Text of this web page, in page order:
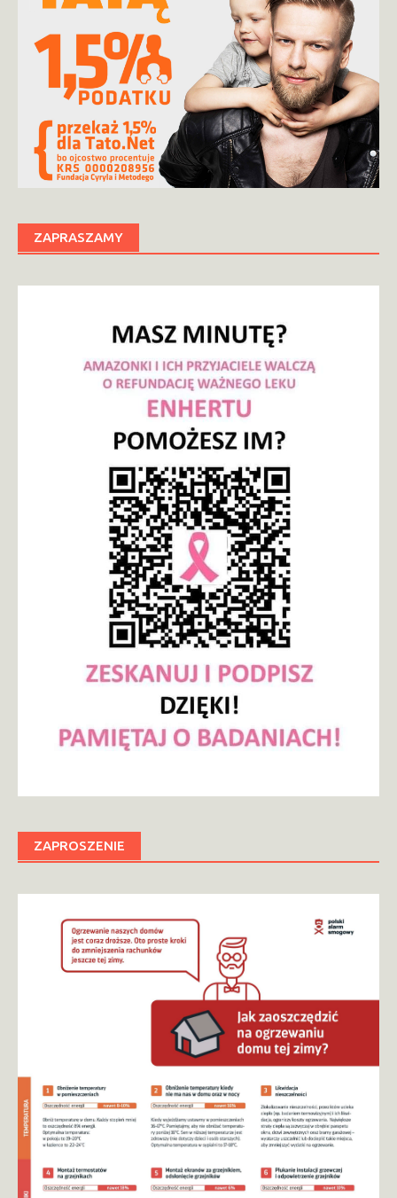
ZAPRASZAMY
ZAPROSZENIE